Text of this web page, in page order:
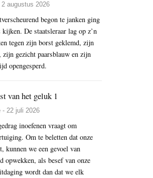
augustus 2026
begon te janken ging
kijken. De staatsleraar lag op z’n
tegen zijn borst geklemd, zijn
zijn gezicht paarsblauw en zijn
opengesperd.
van het geluk 1
- 22 juli 2026
inoefenen vraagt om
Om te beletten dat onze
kunnen we een gevoel van
opwekken, als besef van onze
wordt dan dat we elk